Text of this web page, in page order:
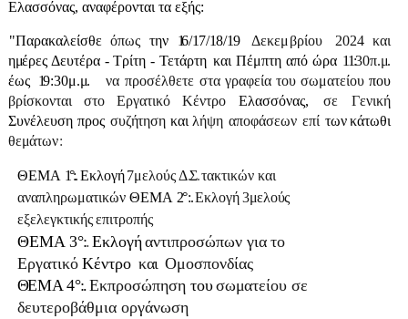
Ελασσόνας, αναφέρονται τα εξής:
"Παρακαλείσθε όπως την 16/17/18/19 Δεκεμ βρίου 2024 και
ημέρες Δευτέρα­ -Τρίτη - Τετάρτη και Πέμπτη από ώρα 11:30π.μ.
έως 19:30μ.μ. να προσέλθετε στα γραφεία του σωματείου που
βρίσκονται
στο Εργατικό Κέντρο Ελασσόνας, σε
Γενική
Συνέλευση προς συζήτηση και λήψη αποφάσεων επί τωνκάτωθι
θεμάτων:
ΘΕΜΑ 1°:.Εκλογή7μελούς Δ.Σ.τακτικών και
αναπληρωματικών ΘΕΜΑ 2°:.Εκλογή3μελούς
εξελεγκτικής επιτροπής
ΘΕΜΑ 3°:.Εκλογήαντιπροσώπων για το
Εργατικό Κέντρο και Ομοσπονδίας
ΘΕΜΑ 4°:.Εκπροσώπηση τουσωματείου σε
δευτεροβάθμια οργάνωση